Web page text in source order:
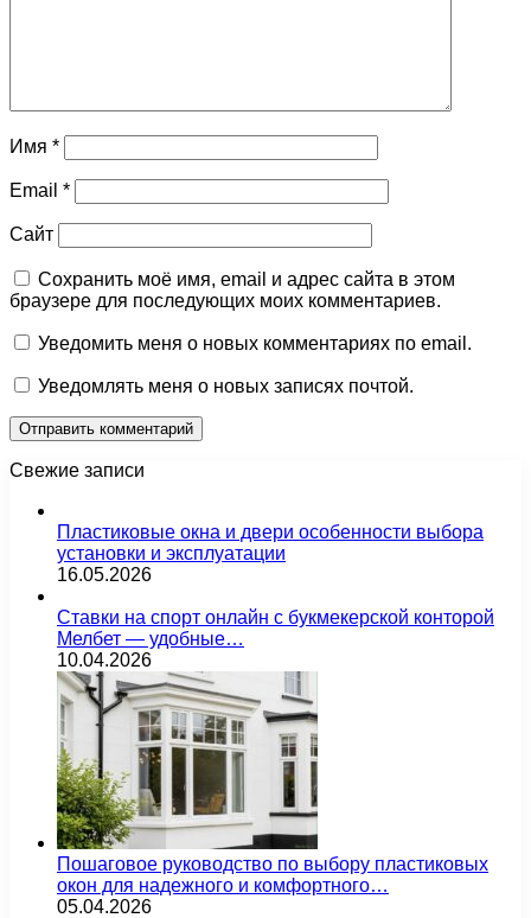
Имя *
Email *
Сайт
Сохранить моё имя, email и адрес сайта в этом
браузере для последующих моих комментариев.
Уведомить меня о новых комментариях по email.
Уведомлять меня о новых записях почтой.
Свежие записи
Пластиковые окна и двери особенности выбора
установки и эксплуатации
16.05.2026
Ставки на спорт онлайн с букмекерской конторой
Мелбет — удобные…
10.04.2026
Пошаговое руководство по выбору пластиковых
окон для надежного и комфортного…
05.04.2026